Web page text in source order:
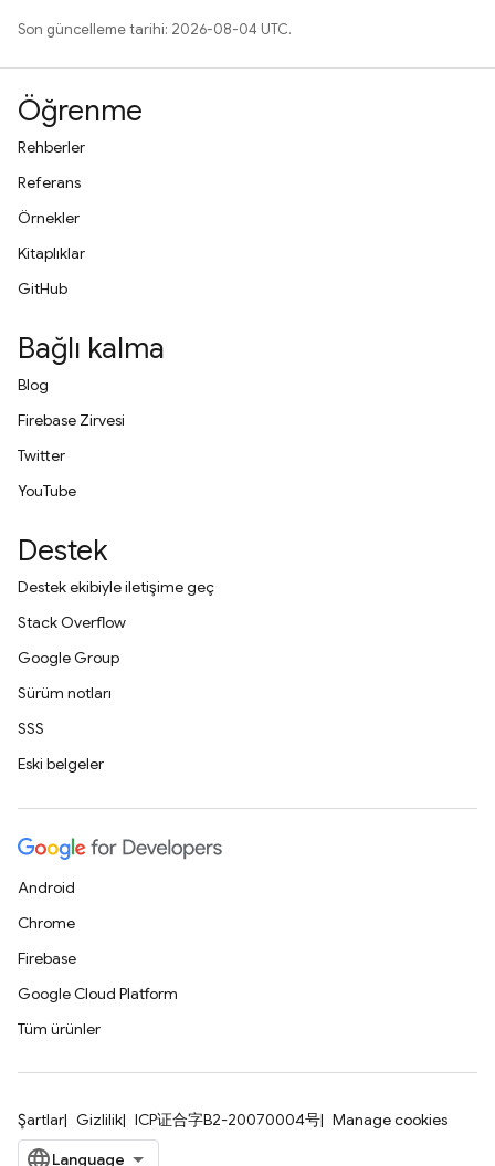
Son güncelleme tarihi: 2026-08-04 UTC.
Öğrenme
Rehberler
Referans
Örnekler
Kitaplıklar
GitHub
Bağlı kalma
Blog
Firebase Zirvesi
Twitter
YouTube
Destek
Destek ekibiyle iletişime geç
Stack Overflow
Google Group
Sürüm notları
SSS
Eski belgeler
Android
Chrome
Firebase
Google Cloud Platform
Tüm ürünler
Şartlar Gizlilik ICP证合字B2-20070004号 Manage cookies